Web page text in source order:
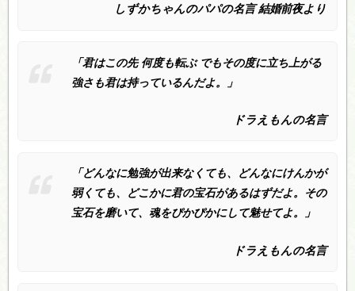
しずかちゃんのパパの名言 結婚前夜より
「君はこの先 何度も転ぶ でもその度に立ち上がる
強さも君は持っているんだよ。」
ドラえもんの名言
「どんなに勉強が出来なくても、どんなにけんかが
弱くても、どこかに君の宝石があるはずだよ。その
宝石を磨いて、魂をぴかぴかにして魅せてよ。」
ドラえもんの名言